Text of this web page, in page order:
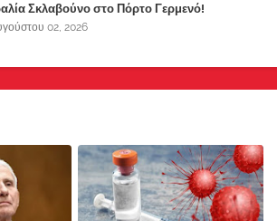
Σκλαβούνο στο Πόρτο Γερμενό!
καταγγέλουν οι κάτοικοι - Απειλούνται
02, 2026